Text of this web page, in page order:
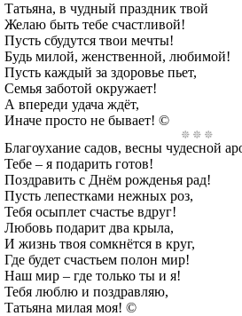
Татьяна, в чудный праздник твой
Желаю быть тебе счастливой!
Пусть сбудутся твои мечты!
Будь милой, женственной, любимой!
Пусть каждый за здоровье пьет,
Семья заботой окружает!
А впереди удача ждёт,
Иначе просто не бывает! ©
Благоухание садов, весны чудесной
Тебе – я подарить готов!
Поздравить с Днём рожденья рад!
Пусть лепестками нежных роз,
Тебя осыплет счастье вдруг!
Любовь подарит два крыла,
И жизнь твоя сомкнётся в круг,
Где будет счастьем полон мир!
Наш мир – где только ты и я!
Тебя люблю и поздравляю,
Татьяна милая моя! ©